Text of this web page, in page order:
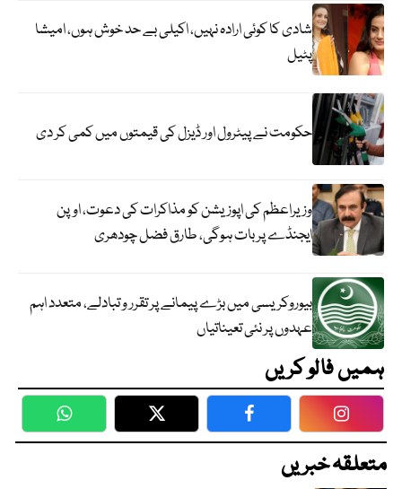
شادی کا کوئی ارادہ نہیں، اکیلی بے حد خوش ہوں، امیشا
پٹیل
حکومت نے پیٹرول اور ڈیزل کی قیمتوں میں کمی کر دی
وزیراعظم کی اپوزیشن کو مذاکرات کی دعوت، اوپن
ایجنڈے پر بات ہوگی، طارق فضل چودھری
بیوروکریسی میں بڑے پیمانے پر تقرر و تبادلے، متعدد اہم
عہدوں پر نئی تعیناتیاں
ہمیں فالو کریں
WhatsApp Twitter Facebook
متعلقہ خبریں